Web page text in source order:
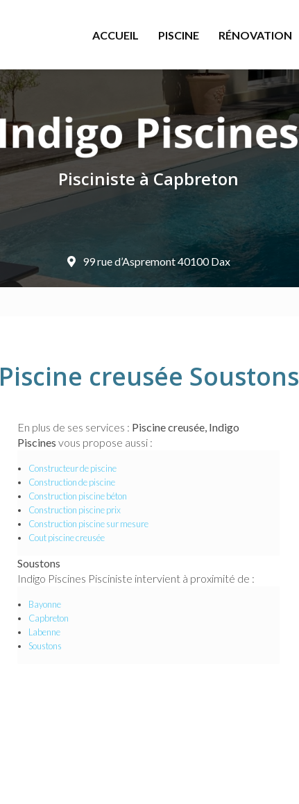
ACCUEIL PISCINE RÉNOVATION
Pisciniste à Capbreton
99 rue d’Aspremont 40100 Dax
Piscine creusée Soustons
En plus de ses services : Piscine creusée, Indigo
Piscines vous propose aussi :
Constructeur de piscine
Construction de piscine
Construction piscine béton
Construction piscine prix
Construction piscine sur mesure
Cout piscine creusée
Soustons
Indigo Piscines Pisciniste intervient à proximité de :
Bayonne
Capbreton
Labenne
Soustons